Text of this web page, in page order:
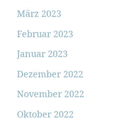
März 2023
Februar 2023
Januar 2023
Dezember 2022
November 2022
Oktober 2022